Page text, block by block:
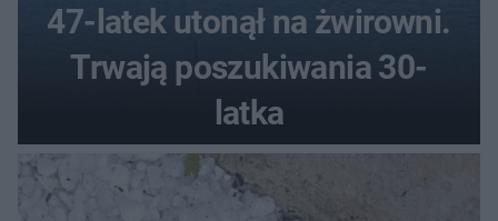
47-latek utonął na żwirowni.
Trwają poszukiwania 30-
latka